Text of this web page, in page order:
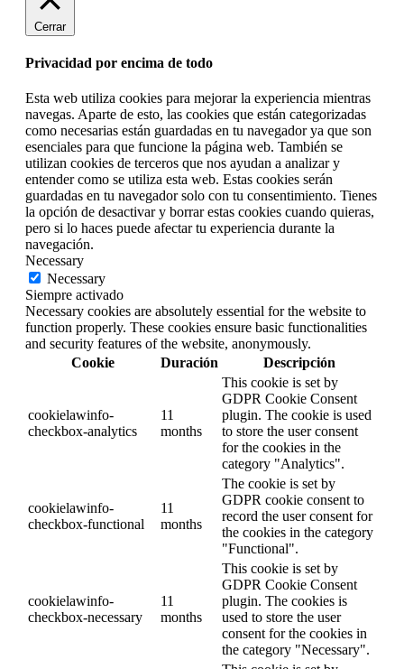
Cerrar
Privacidad por encima de todo
Esta web utiliza cookies para mejorar la experiencia mientras
navegas. Aparte de esto, las cookies que están categorizadas
como necesarias están guardadas en tu navegador ya que son
esenciales para que funcione la página web. También se
utilizan cookies de terceros que nos ayudan a analizar y
entender como se utiliza esta web. Estas cookies serán
guardadas en tu navegador solo con tu consentimiento. Tienes
la opción de desactivar y borrar estas cookies cuando quieras,
pero si lo haces puede afectar tu experiencia durante la
navegación.
Necessary
Necessary
Siempre activado
Necessary cookies are absolutely essential for the website to
function properly. These cookies ensure basic functionalities
and security features of the website, anonymously.
Cookie
Duración Descripción
cookielawinfo-
checkbox-analytics
11
months
This cookie is set by
GDPR Cookie Consent
plugin. The cookie is used
to store the user consent
for the cookies in the
category "Analytics".
cookielawinfo-
checkbox-functional
11
months
The cookie is set by
GDPR cookie consent to
record the user consent for
the cookies in the category
"Functional".
cookielawinfo-
checkbox-necessary
11
months
This cookie is set by
GDPR Cookie Consent
plugin. The cookies is
used to store the user
consent for the cookies in
the category "Necessary".